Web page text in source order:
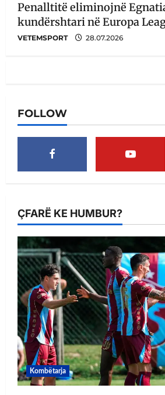
Penalltitë eliminojnë
kundërshtari në Europa
VETEMSPORT 28.07.2026
FOLLOW
ÇFARË KE HUMBUR?
Kombëtarja